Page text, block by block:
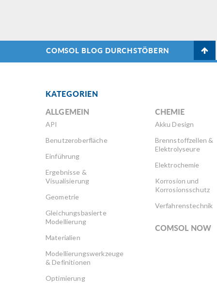
COMSOL BLOG DURCHSTÖBERN
KATEGORIEN
ALLGEMEIN
API
Benutzeroberfläche
Einführung
Ergebnisse &
Visualisierung
Geometrie
Gleichungsbasierte
Modellierung
Materialien
Modellierungswerkzeuge
& Definitionen
Optimierung
CHEMIE
Akku Design
Brennstoffzellen &
Elektrolyseure
Elektrochemie
Korrosion und
Korrosionsschutz
Verfahrenstechnik
COMSOL NOW